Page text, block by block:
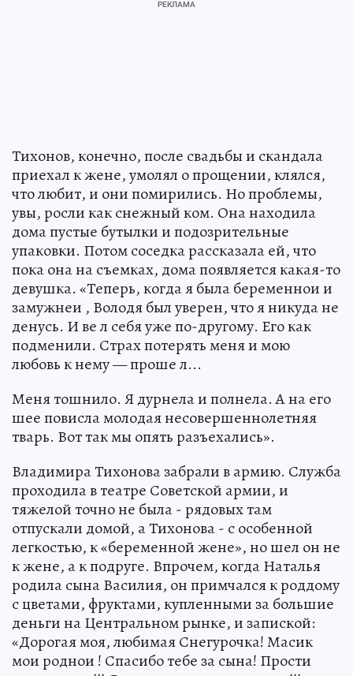
Тихонов, конечно, после свадьбы и скандала
приехал к жене, умолял о прощении, клялся,
что любит, и они помирились. Но проблемы,
увы, росли как снежный ком. Она находила
дома пустые бутылки и подозрительные
упаковки. Потом соседка рассказала ей, что
пока она на съемках, дома появляется какая-то
девушка. «Теперь, когда я была беременнои и
замужнеи , Володя был уверен, что я никуда не
денусь. И ве л себя уже по-другому. Его как
подменили. Страх потерять меня и мою
любовь к нему — проше л...
Меня тошнило. Я дурнела и полнела. А на его
шее повисла молодая несовершеннолетняя
тварь. Вот так мы опять разъехались».
Владимира Тихонова забрали в армию. Служба
проходила в театре Советской армии, и
тяжелой точно не была - рядовых там
отпускали домой, а Тихонова - с особенной
легкостью, к «беременной жене», но шел он не
к жене, а к подруге. Впрочем, когда Наталья
родила сына Василия, он примчался к роддому
с цветами, фруктами, купленными за большие
деньги на Центральном рынке, и запиской:
«Дорогая моя, любимая Снегурочка! Масик
мои роднои ! Спасибо тебе за сына! Прости